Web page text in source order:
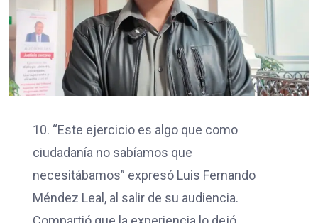
10. “Este ejercicio es algo que como
ciudadanía no sabíamos que
necesitábamos” expresó Luis Fernando
Méndez Leal, al salir de su audiencia.